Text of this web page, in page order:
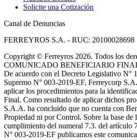
Solicite una Cotización
Canal de Denuncias
FERREYROS S.A. - RUC: 20100028698
Copyright © Ferreyros 2026. Todos los
COMUNICADO BENEFICIARIO
De acuerdo con el Decreto Legislativo N°
Supremo N° 003-2019-EF, Ferreycorp
aplicar los procedimientos para la
Final. Como resultado de aplicar dichos
S.A.A. ha concluido que no cuenta con
Propiedad ni por Control. Sobre la base de
cumplimiento del numeral 7.3. del artículo
N° 003-2019-EF publicamos este